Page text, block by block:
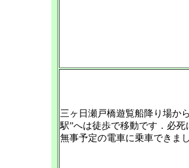
三ヶ日瀬戸橋遊覧船降り場か
駅”へは徒歩で移動です．必
無事予定の電車に乗車できま